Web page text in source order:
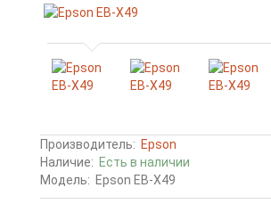
Производитель: Epson
Наличие: Есть в наличии
Модель: Epson EB-X49